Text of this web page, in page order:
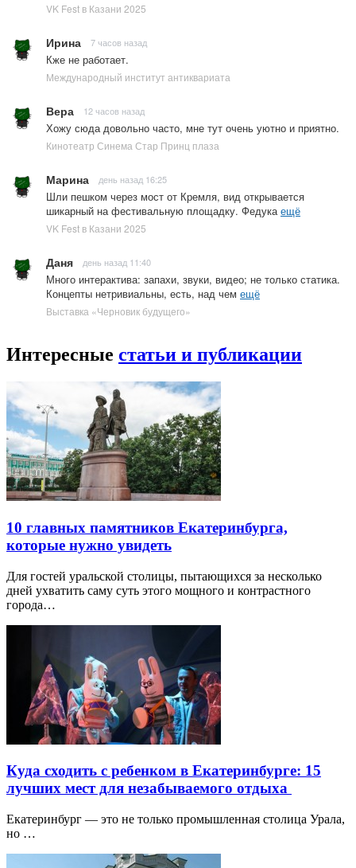
VK Fest в Казани 2025
Ирина 7 часов назад
Кже не работает.
Международный институт антиквариата
Вера 12 часов назад
Хожу сюда довольно часто, мне тут очень уютно и приятно.
Кинотеатр Синема Стар Принц плаза
Марина день назад 16:25
Шли пешком через мост от Кремля, вид открывается
шикарный на фестивальную площадку. Федукаещё
VK Fest в Казани 2025
Даня день назад 11:40
Много интерактива: запахи, звуки, видео; не только статика.
Концепты нетривиальны, есть, над чем ещё
Выставка «Черновик будущего»
Интересные статьи и публикации
10 главных памятников Екатеринбурга,
которые нужно увидеть
Для гостей уральской столицы, пытающихся за несколько
дней ухватить саму суть этого мощного и контрастного
города…
Куда сходить с ребенком в Екатеринбурге: 15
лучших мест для незабываемого отдыха
Екатеринбург — это не только промышленная столица Урала,
но …